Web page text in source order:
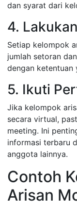
dan syarat dari
4.
Setiap kelompok
jumlah setoran
dengan ketentuan
5. Ikuti
Jika kelompok
secara virtual,
meeting. Ini
informasi terbaru
anggota lainnya.
Contoh
Arisan